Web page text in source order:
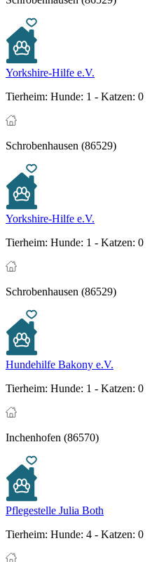
Yorkshire-Hilfe e.V.
Tierheim: Hunde: 1 - Katzen: 0
Schrobenhausen (86529)
Yorkshire-Hilfe e.V.
Tierheim: Hunde: 1 - Katzen: 0
Schrobenhausen (86529)
Hundehilfe Bakony e.V.
Tierheim: Hunde: 1 - Katzen: 0
Inchenhofen (86570)
Pflegestelle Julia Both
Tierheim: Hunde: 4 - Katzen: 0